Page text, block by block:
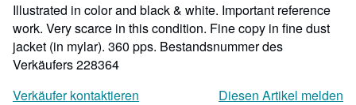
Illustrated in color and black & white. Important reference
work. Very scarce in this condition. Fine copy in fine dust
jacket (in mylar). 360 pps. Bestandsnummer des
Verkäufers 228364
Verkäufer kontaktieren
Diesen Artikel melden